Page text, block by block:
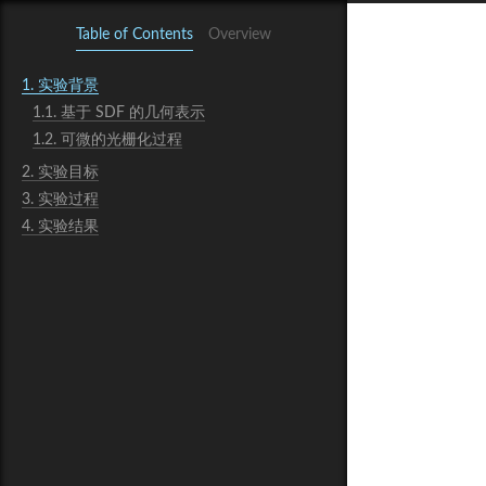
Table of Contents Overview
1. 实验背景
1.1. 基于 SDF 的几何表示
1.2. 可微的光栅化过程
2. 实验目标
3. 实验过程
4. 实验结果